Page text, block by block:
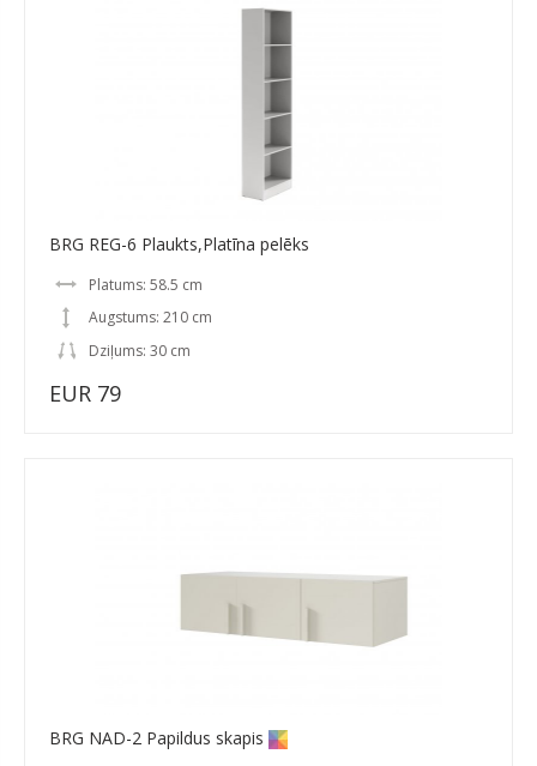
BRG REG-6 Plaukts,Platīna pelēks
Platums: 58.5 cm
Augstums: 210 cm
Dziļums: 30 cm
EUR 79
BRG NAD-2 Papildus skapis